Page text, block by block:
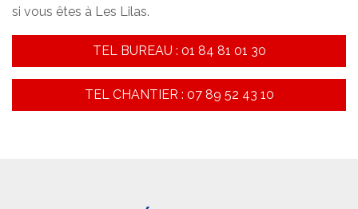
si vous êtes à Les Lilas.
TEL BUREAU : 01 84 81 01 30
TEL CHANTIER : 07 89 52 43 10